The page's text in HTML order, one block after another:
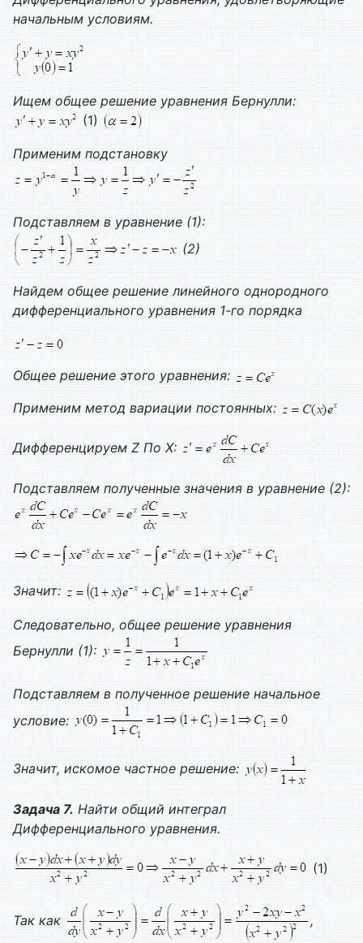
начальным условиям.
Ищем общее решение уравнения Бернулли:
(1)
Применим подстановку
Подставляем в уравнение (1):
(2)
Найдем общее решение линейного однородного
дифференциального уравнения 1-го порядка
Общее решение этого уравнения:
Применим метод вариации постоянных:
Дифференцируем Z По X:
Подставляем полученные значения в уравнение (2):
Значит:
Следовательно, общее решение уравнения
Бернулли (1):
Подставляем в полученное решение начальное
условие:
Значит, искомое частное решение:
Задача 7. Найти общий интеграл
Дифференциального уравнения.
(1)
Так как
,